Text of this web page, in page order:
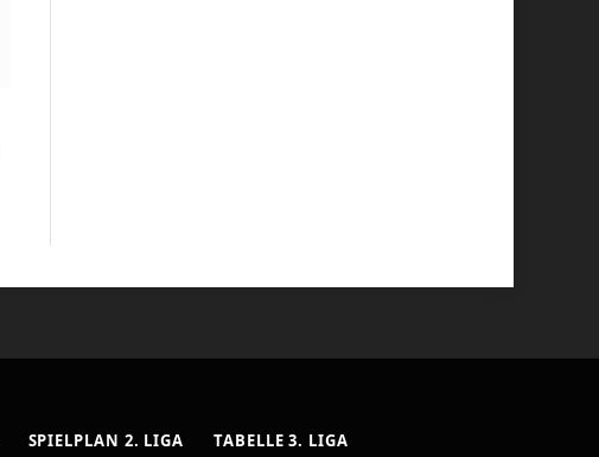
SPIELPLAN 2. LIGA TABELLE 3. LIGA